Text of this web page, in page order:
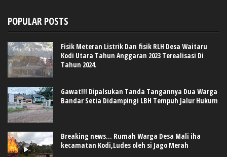
POPULAR POSTS
Fisik Meteran Listrik Dan fisik RLH Desa Waitaru
Kodi Utara Tahun Anggaran 2023 Terealisasi Di
Tahun 2024.
Gawat!!! Dipalsukan Tanda Tangannya Dua Warga
Bandar Setia Didampingi LBH Tempuh Jalur Hukum
Breaking news... Rumah Warga Desa Mali iha
kecamatan Kodi,Ludes oleh si Jago Merah